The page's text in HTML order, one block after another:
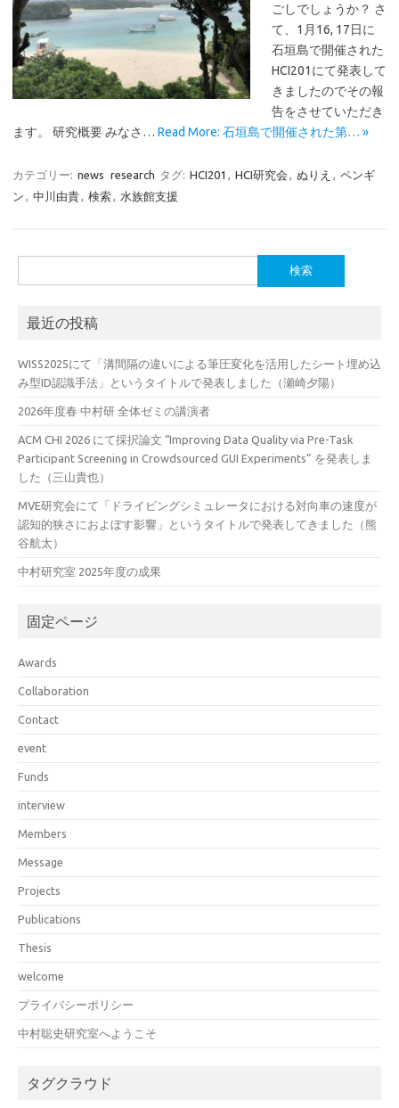
ごしでしょうか？ さ
て、1月16, 17日に
石垣島で開催された
HCI201にて発表して
きましたのでその報
告をさせていただき
ます。 研究概要 みなさ… Read More: 石垣島で開催された第… »
カテゴリー: news research タグ: HCI201 , HCI研究会 , ぬりえ , ペンギ
ン , 中川由貴, 検索, 水族館支援
索:
最近の投稿
WISS2025にて「溝間隔の違いによる筆圧変化を活用したシート埋め込
み型ID認識手法」というタイトルで発表しました（瀬崎夕陽）
2026年度春 中村研 全体ゼミの講演者
ACM CHI 2026 にて採択論文 “Improving Data Quality via Pre-Task
Participant Screening in Crowdsourced GUI Experiments” を発表しま
した（三山貴也）
MVE研究会にて「ドライビングシミュレータにおける対向車の速度が
認知的狭さにおよぼす影響」というタイトルで発表してきました（熊
谷航太）
中村研究室 2025年度の成果
固定ページ
Awards
Collaboration
Contact
event
Funds
interview
Members
Message
Projects
Publications
Thesis
welcome
プライバシーポリシー
中村聡史研究室へようこそ
タグクラウド